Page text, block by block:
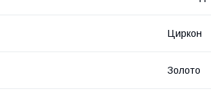
Циркон
Золото